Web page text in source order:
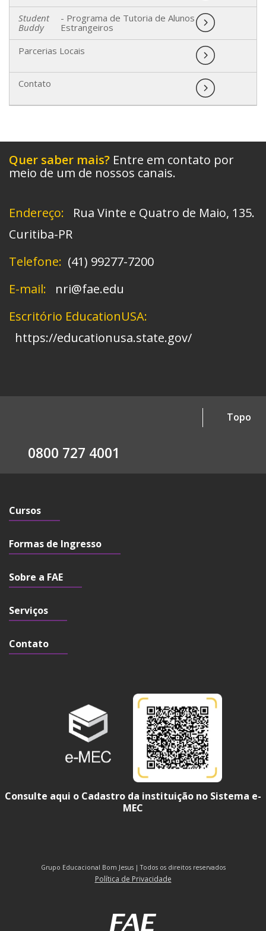
Student
Buddy
- Programa de Tutoria de Alunos
Estrangeiros
Parcerias Locais
Contato
Quer saber mais? Entre em contato por
meio de um de nossos canais.
Endereço:
Rua Vinte e Quatro de Maio, 135.
Curitiba-PR
Telefone: (41) 99277-7200
E-mail: nri@fae.edu
Escritório EducationUSA:
https://educationusa.state.gov/
0800 727 4001
Topo
Cursos
Formas de Ingresso
Sobre a FAE
Serviços
Contato
Consulte aqui o Cadastro da instituição no Sistema e-
MEC
Grupo Educacional Bom Jesus | Todos os direitos reservados
Política de Privacidade